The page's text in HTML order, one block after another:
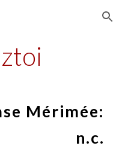
Skip to navigation
Mérimée:
n.c.